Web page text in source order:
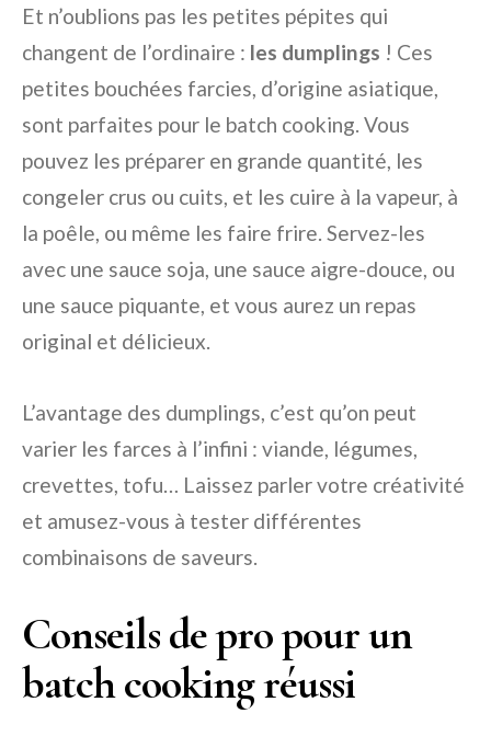
Et n’oublions pas les petites pépites qui
changent de l’ordinaire : les dumplings ! Ces
petites bouchées farcies, d’origine asiatique,
sont parfaites pour le batch cooking. Vous
pouvez les préparer en grande quantité, les
congeler crus ou cuits, et les cuire à la vapeur, à
la poêle, ou même les faire frire. Servez-les
avec une sauce soja, une sauce aigre-douce, ou
une sauce piquante, et vous aurez un repas
original et délicieux.
L’avantage des dumplings, c’est qu’on peut
varier les farces à l’infini : viande, légumes,
crevettes, tofu… Laissez parler votre créativité
et amusez-vous à tester différentes
combinaisons de saveurs.
Conseils de pro pour un
batch cooking réussi